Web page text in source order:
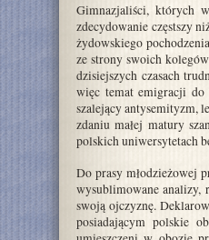
Gimnazjaliści, których
zdecydowanie częstszy
żydowskiego
ze strony swoich
dzisiejszych czasach
więc temat emigracji do
szalejący antysemityzm,
zdaniu małej matury
polskich uniwersytetach
Do prasy młodzieżowej
wysublimowane analizy,
swoją ojczyznę.
posiadającym polskie